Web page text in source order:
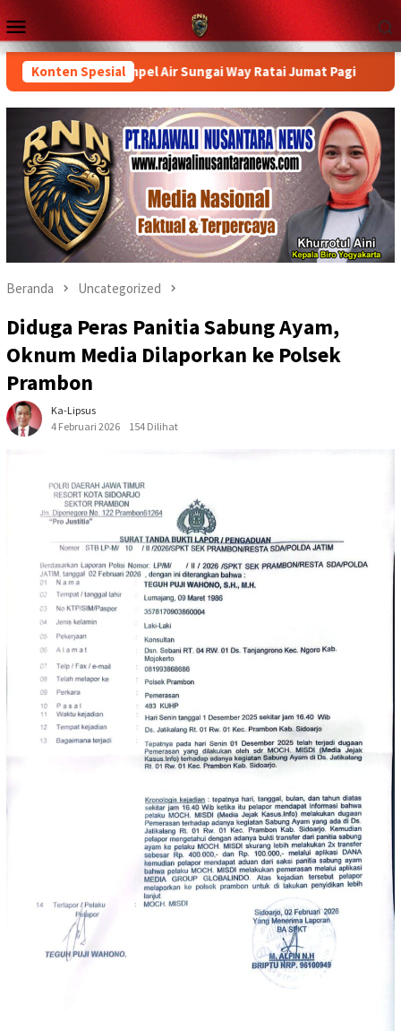
Loncat
ke
konten
Menu
Mobile
Konten Spesial
Ambil Sampel Air Sungai Way Ratai Jumat Pagi
Beranda Uncategorized
Diduga Peras Panitia Sabung Ayam,
Oknum Media Dilaporkan ke Polsek
Prambon
Ka-Lipsus
4 Februari 2026
154 Dilihat